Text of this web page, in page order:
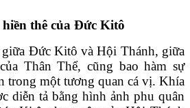
thê của Đức Kitô
giữa Đức Kitô và Hội Thánh, giữa
Thân Thể, cũng bao hàm sự
trong một tương quan cá vị. Khía
diễn tả bằng hình ảnh phu quân